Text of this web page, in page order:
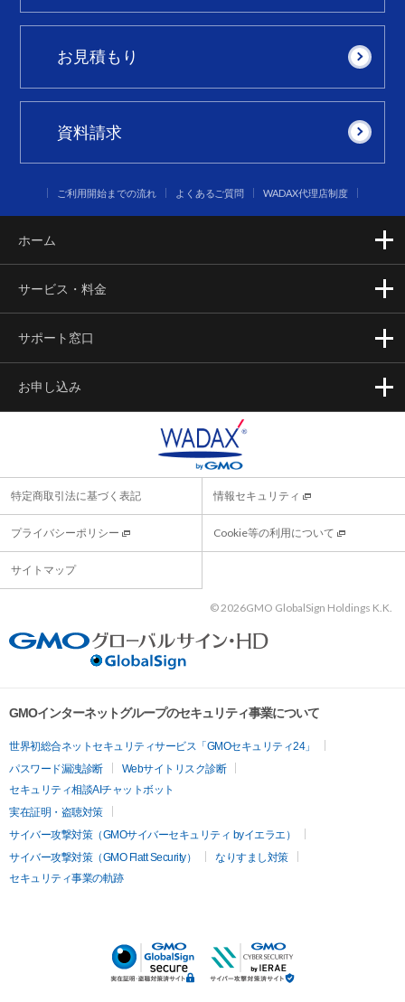
お見積もり
資料請求
ご利用開始までの流れ よくあるご質問 WADAX代理店制度
ホーム
サービス・料金
サポート窓口
お申し込み
特定商取引法に基づく表記 情報セキュリティ
プライバシーポリシー Cookie等の利用について
サイトマップ
© 2026GMO GlobalSign Holdings K.K.
GMOインターネットグループのセキュリティ事業について
世界初総合ネットセキュリティサービス「GMOセキュリティ24」
パスワード漏洩診断
Webサイトリスク診断
セキュリティ相談AIチャットボット
実在証明・盗聴対策
サイバー攻撃対策（GMOサイバーセキュリティ byイエラエ）
サイバー攻撃対策（GMO Flatt Security）
なりすまし対策
セキュリティ事業の軌跡